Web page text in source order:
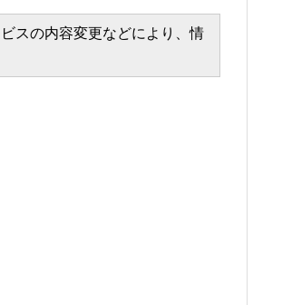
スの内容変更などにより、情